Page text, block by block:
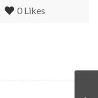
0 Likes